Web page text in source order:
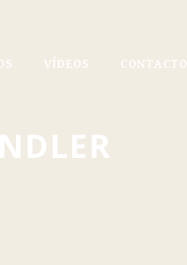
VÍDEOS CONTACTO